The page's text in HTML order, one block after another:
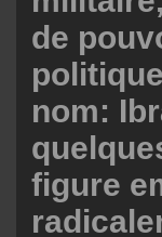
de
nom:
figure